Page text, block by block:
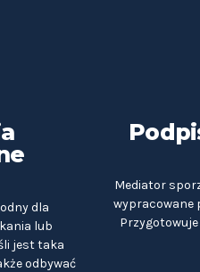
dla
lub
jest taka
odbywać
Mediator
wypracowane